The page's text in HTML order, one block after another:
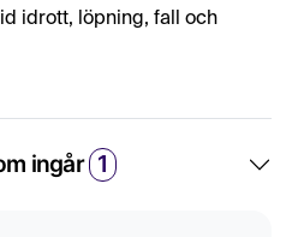
idrott, löpning, fall och
detaljerad insyn i
ingår 1